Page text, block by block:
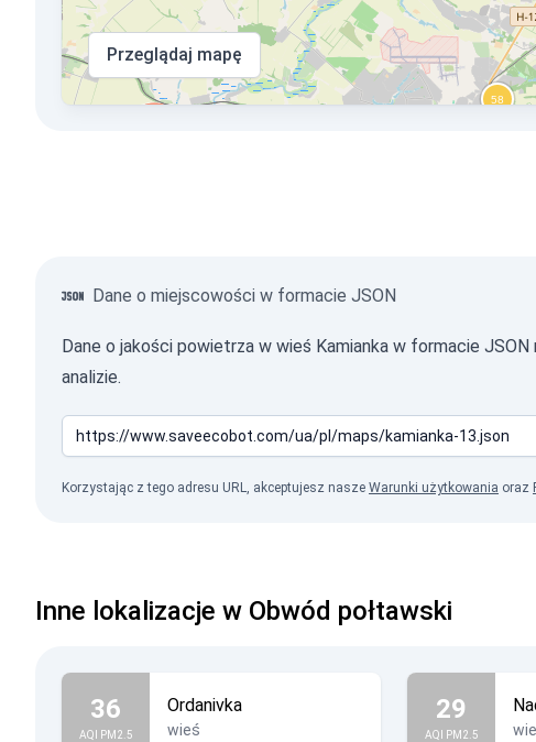
Przeglądaj mapę
Dane o miejscowości w formacie JSON
Dane o jakości powietrza w wieś Kamianka w formacie
analizie.
Korzystając z tego adresu URL, akceptujesz nasze Warunki użytkowania oraz
Inne lokalizacje w Obwód połtawski
36
AQI PM2.5
Ordanivka
wieś
29
AQI PM2.5